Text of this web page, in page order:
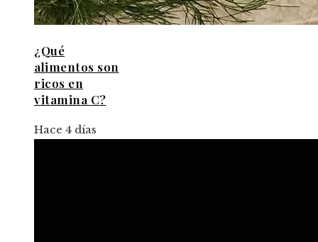
¿Qué
alimentos son
ricos en
vitamina C?
Hace 4 días